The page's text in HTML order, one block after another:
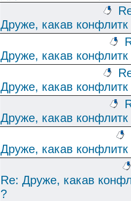
Друже, какав конфлитк
Друже, какав конфлитк
Друже, какав конфлитк
Друже, какав конфлитк
Друже, какав конфлитк
Re: Друже, какав
?